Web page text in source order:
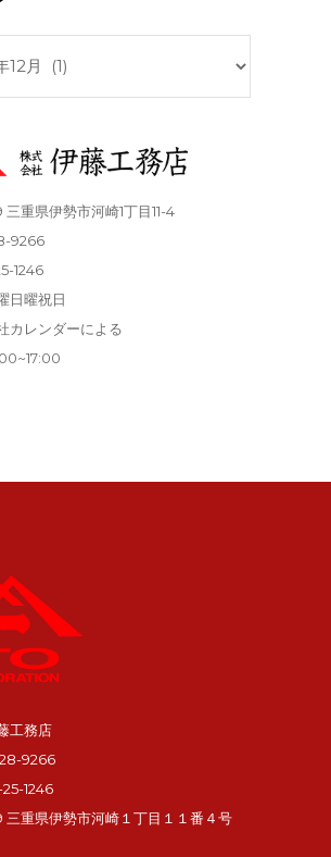
重県伊勢市河崎1丁目11-4
9266
1246
日曜祝日
カレンダーによる
工務店
9266
1246
重県伊勢市河崎１丁目１１番４号